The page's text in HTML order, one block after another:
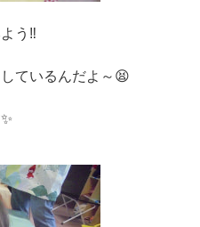
う‼
ているんだよ～😫